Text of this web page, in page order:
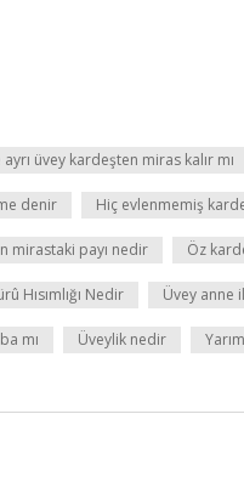
üvey kardeşten miras kalır mı
denir Hiç evlenmemiş
mirastaki payı nedir Öz
Hısımlığı Nedir Üvey anne
mı Üveylik nedir